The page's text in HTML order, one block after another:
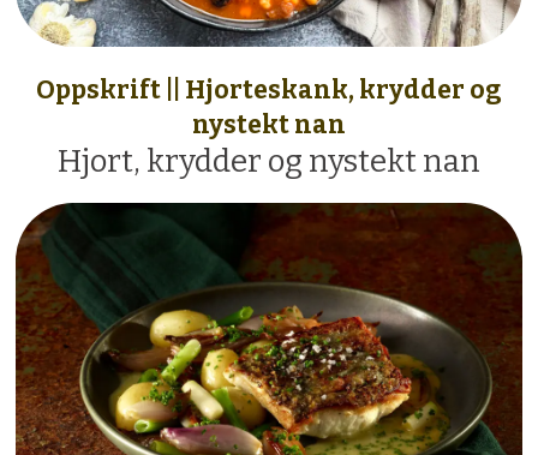
Oppskrift || Hjorteskank, krydder og
nystekt nan
Hjort, krydder og nystekt nan